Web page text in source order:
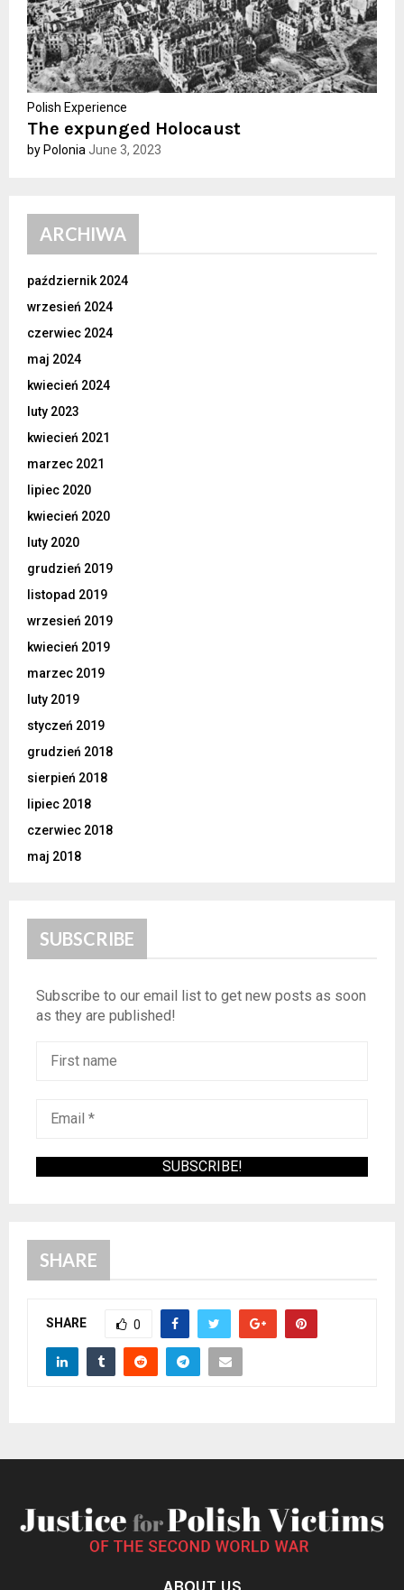
Polish Experience
The expunged Holocaust
by PoloniaJune 3, 2023
ARCHIWA
październik 2024
wrzesień 2024
czerwiec 2024
maj 2024
kwiecień 2024
luty 2023
kwiecień 2021
marzec 2021
lipiec 2020
kwiecień 2020
luty 2020
grudzień 2019
listopad 2019
wrzesień 2019
kwiecień 2019
marzec 2019
luty 2019
styczeń 2019
grudzień 2018
sierpień 2018
lipiec 2018
czerwiec 2018
maj 2018
SUBSCRIBE
Subscribe to our email list to get new posts as soon
as they are published!
SHARE
SHARE 0